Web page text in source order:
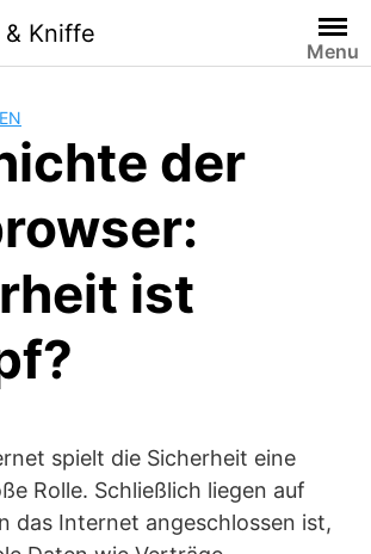
Kniffe
Menu
der
ist
spielt die Sicherheit eine
Rolle. Schließlich liegen auf
das Internet angeschlossen ist,